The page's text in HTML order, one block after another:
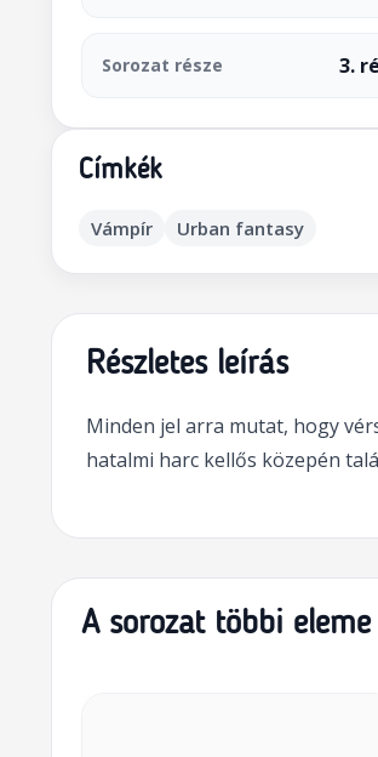
Sorozat része 3.
Címkék
Vámpír Urban fantasy
Részletes leírás
Minden jel arra mutat, hogy
hatalmi harc kellős közepén
A sorozat többi eleme